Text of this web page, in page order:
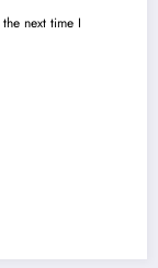
next time I